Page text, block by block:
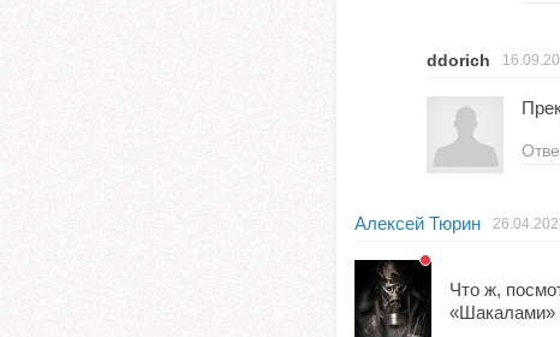
ddorich
Алексей Тюрин
Что ж,
«Шакалами»